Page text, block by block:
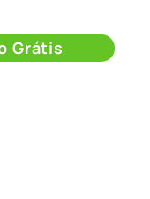
Grátis